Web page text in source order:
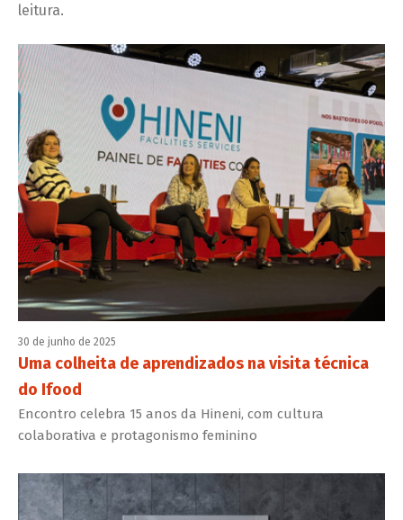
leitura.
30 de junho de 2025
Uma colheita de aprendizados na visita técnica
do Ifood
Encontro celebra 15 anos da Hineni, com cultura
colaborativa e protagonismo feminino